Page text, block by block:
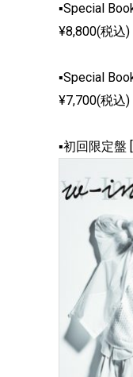
▪Special
¥8,800(税込)
▪Special
¥7,700(税込)
▪初回限定盤